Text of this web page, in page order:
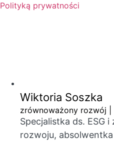
Polityką prywatności
Wiktoria Soszka
Specjalistka ds. ESG
rozwoju,
zrównoważony rozwój |